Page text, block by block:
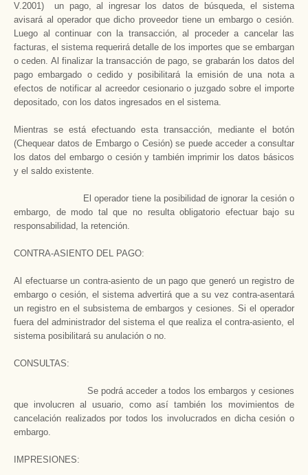
V.2001) un pago, al ingresar los datos de búsqueda, el sistema
avisará al operador que dicho proveedor tiene un embargo o cesión.
Luego al continuar con la transacción, al proceder a cancelar las
facturas, el sistema requerirá detalle de los importes que se embargan
o ceden. Al finalizar la transacción de pago, se grabarán los datos del
pago embargado o cedido y posibilitará la emisión de una nota a
efectos de notificar al acreedor cesionario o juzgado sobre el importe
depositado, con los datos ingresados en el sistema.
Mientras se está efectuando esta transacción, mediante el botón
(Chequear datos de Embargo o Cesión) se puede acceder a consultar
los datos del embargo o cesión y también imprimir los datos básicos
y el saldo existente.
El operador tiene la posibilidad de ignorar la cesión o
embargo, de modo tal que no resulta obligatorio efectuar bajo su
responsabilidad, la retención.
CONTRA-ASIENTO DEL PAGO:
Al efectuarse un contra-asiento de un pago que generó un registro de
embargo o cesión, el sistema advertirá que a su vez contra-asentará
un registro en el subsistema de embargos y cesiones. Si el operador
fuera del administrador del sistema el que realiza el contra-asiento, el
sistema posibilitará su anulación o no.
CONSULTAS:
Se podrá acceder a todos los embargos y cesiones
que involucren al usuario, como así también los movimientos de
cancelación realizados por todos los involucrados en dicha cesión o
embargo.
IMPRESIONES: